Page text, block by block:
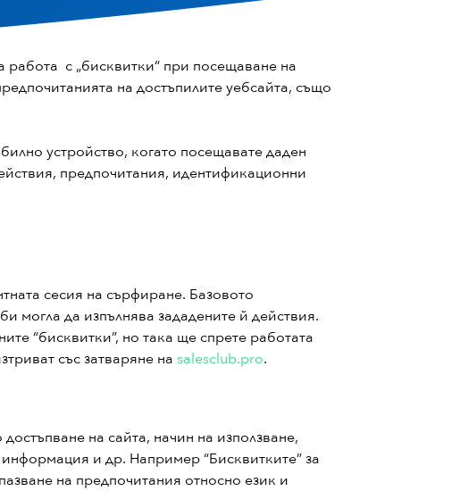
работа с „бисквитки“ при посещаване на
на достъпилите уебсайта, също
устройство, когато посещавате даден
предпочитания, идентификационни
сесия на сърфиране. Базовото
могла да изпълнява зададените й действия.
“бисквитки”, но така ще спрете работата
със затваряне на salesclub.pro.
на сайта, начин на използване,
и др. Например “Бисквитките” за
на предпочитания относно език и